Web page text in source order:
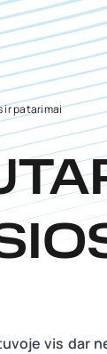
ir patarimai
vis dar